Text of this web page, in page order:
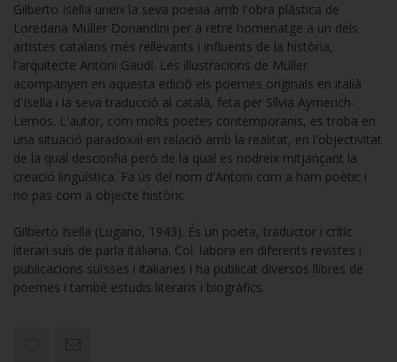
Gilberto Isella uneix la seva poesia amb l'obra plàstica de
Loredana Müller Donandini per a retre homenatge a un dels
artistes catalans més rellevants i influents de la història,
l'arquitecte Antoni Gaudí. Les il·lustracions de Müller
acompanyen en aquesta edició els poemes originals en italià
d'Isella i la seva traducció al català, feta per Sílvia Aymerich-
Lemos. L'autor, com molts poetes contemporanis, es troba en
una situació paradoxal en relació amb la realitat, en l'objectivitat
de la qual desconfia però de la qual es nodreix mitjançant la
creació lingüística. Fa ús del nom d'Antoni com a ham poètic i
no pas com a objecte històric
Gilberto Isella (Lugano, 1943). És un poeta, traductor i crític
literari suís de parla italiana. Col· labora en diferents revistes i
publicacions suïsses i italianes i ha publicat diversos llibres de
poemes i també estudis literaris i biogràfics.